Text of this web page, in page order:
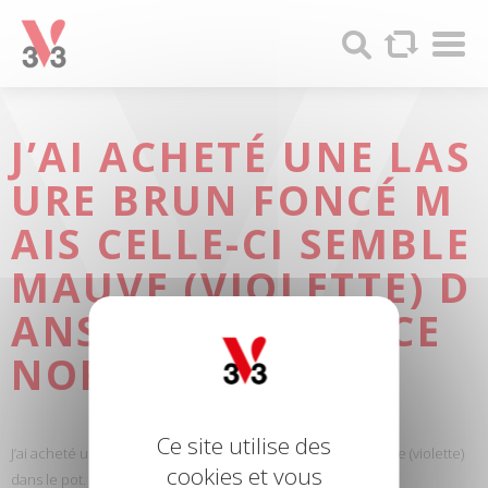
V33
Peintures
J’AI ACHETÉ UNE LAS
URE BRUN FONCÉ M
AIS CELLE-CI SEMBLE
MAUVE (VIOLETTE) D
ANS LE POT. EST-CE
NORMAL?
J’ai acheté une lasure brun foncé mais celle-ci semble mauve (violette)
dans le pot. Est-ce normal?
Ce site utilise des
cookies et vous